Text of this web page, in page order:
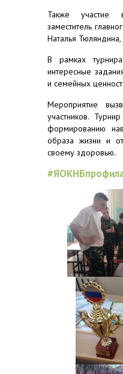
Также участие
заместитель
Наталья
В рамках
интересные
и семейных
Мероприятие
участников.
формированию
образа жизни и
своему здоровью.